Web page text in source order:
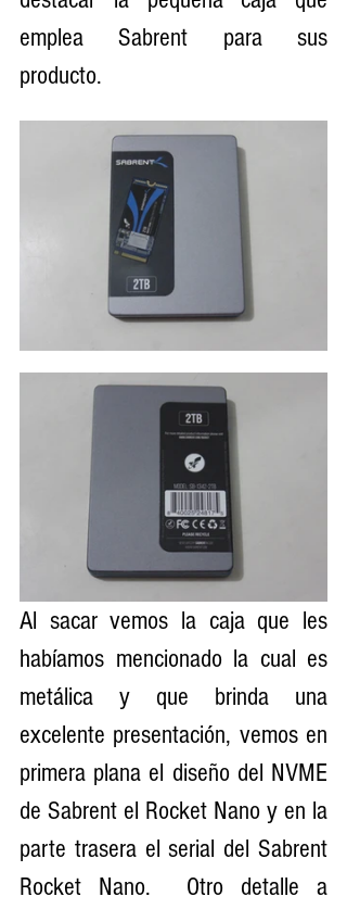
emplea Sabrent para sus
producto.
Al sacar vemos la caja que les
habíamos mencionado la cual es
metálica y que brinda una
excelente presentación, vemos en
primera plana el diseño del NVME
de Sabrent el Rocket Nano y en la
parte trasera el serial del Sabrent
Rocket Nano.  Otro detalle a